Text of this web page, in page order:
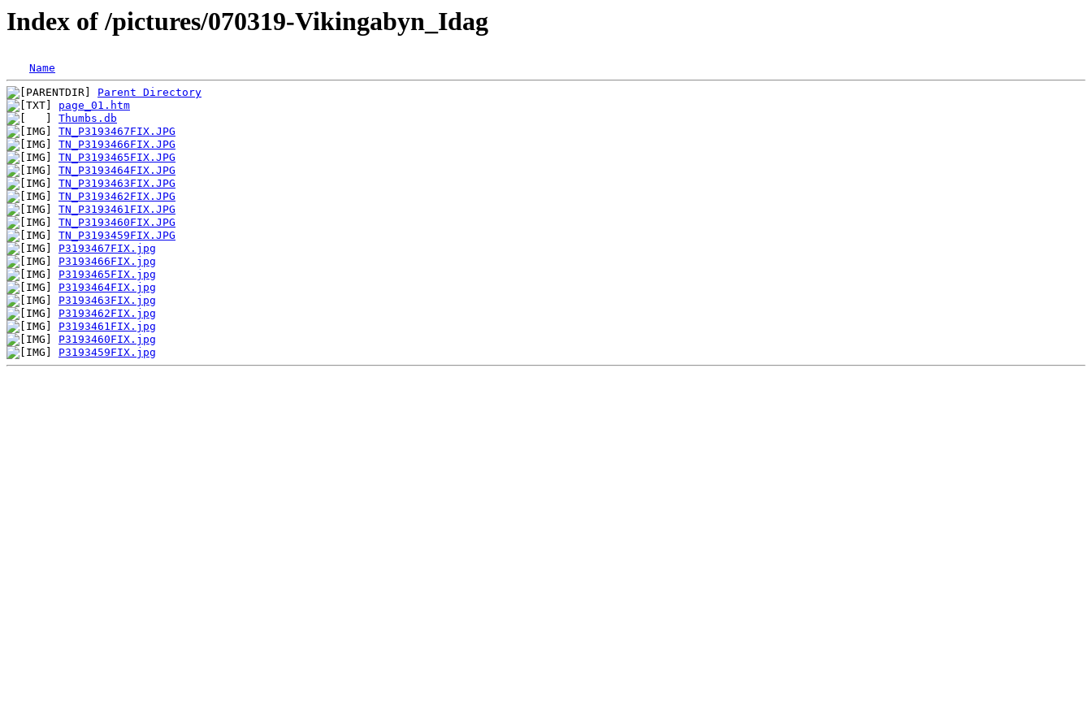
Index of /pictures/070319-Vikingabyn_Idag
Name
Parent Directory
page_01.htm
Thumbs.db
TN_P3193467FIX.JPG
TN_P3193466FIX.JPG
TN_P3193465FIX.JPG
TN_P3193464FIX.JPG
TN_P3193463FIX.JPG
TN_P3193462FIX.JPG
TN_P3193461FIX.JPG
TN_P3193460FIX.JPG
TN_P3193459FIX.JPG
P3193467FIX.jpg
P3193466FIX.jpg
P3193465FIX.jpg
P3193464FIX.jpg
P3193463FIX.jpg
P3193462FIX.jpg
P3193461FIX.jpg
P3193460FIX.jpg
P3193459FIX.jpg